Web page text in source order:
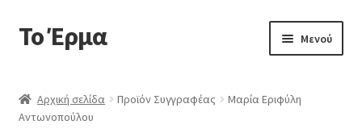
Απευθείας
μετάβαση
πλοήγηση
Μετάβαση
σε
Το Έρμα Μενού
Ποιοι είμαστε
Αρχική σελίδα Προϊόν Συγγραφέας
Μαρία Εριφύλη
Αντωνοπούλου